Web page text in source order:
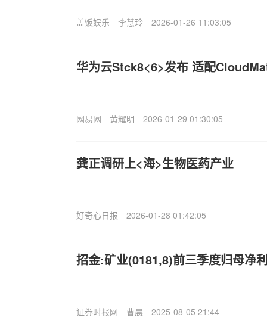
盖饭娱乐 李慧玲 2026-01-26 11:03:05
华为云Stck8<6>发布 适配
网易网 黄耀明 2026-01-29 01:30:05
龚正调研上<海>生物医药产业
好奇心日报 2026-01-28 01:42:05
招金:矿业(0181,8)前三季度归母净
证券时报网 曹晨 2025-08-05 21:44